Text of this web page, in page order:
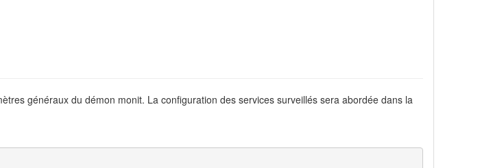
généraux du démon monit. La configuration des services surveillés sera abordée dans la